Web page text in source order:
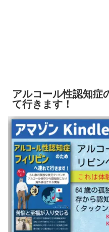
アルコール性認知症
て行きます！